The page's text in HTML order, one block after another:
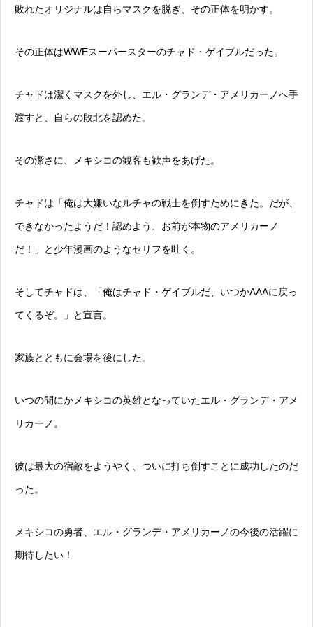
敗れたオリジナルは自らマスクを脱ぎ、その正体を明かす。
その正体はWWEスーパースターのチャド・ゲイブルだった。
チャドは潔くマスクを外し、エル・グランデ・アメリカーノへ手
渡すと、自らの敗北を認めた。
その潔さに、メキシコの観客も歓声をあげた。
チャドは「俺は大嫌いなルチャの戦士を倒すためにきた。だが、
できなかったようだ！認めよう、お前が本物のアメリカーノ
だ！」と少年漫画のようなセリフを吐く。
そしてチャドは、「俺はチャド・ゲイブルだ、いつかAAAに戻っ
てくるぞ。」と宣言。
家族とともに会場を後にした。
いつの間にかメキシコの英雄となっていたエル・グランデ・アメ
リカーノ。
彼は最大の宿敵をようやく、ついに打ち倒すことに成功したのだ
った。
メキシコの勇者、エル・グランデ・アメリカーノの今後の活躍に
期待したい！